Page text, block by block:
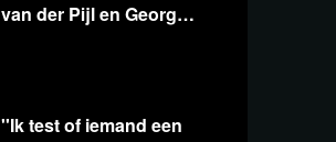
van der Pijl en George
''Ik test of iemand een